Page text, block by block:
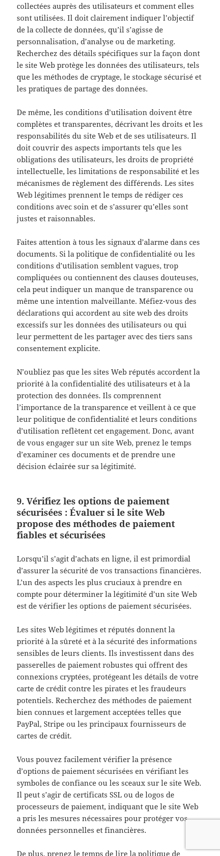
collectées auprès des utilisateurs et comment elles
sont utilisées. Il doit clairement indiquer l’objectif
de la collecte de données, qu’il s’agisse de
personnalisation, d’analyse ou de marketing.
Recherchez des détails spécifiques sur la façon dont
le site Web protège les données des utilisateurs, tels
que les méthodes de cryptage, le stockage sécurisé et
les pratiques de partage des données.
De même, les conditions d’utilisation doivent être
complètes et transparentes, décrivant les droits et les
responsabilités du site Web et de ses utilisateurs. Il
doit couvrir des aspects importants tels que les
obligations des utilisateurs, les droits de propriété
intellectuelle, les limitations de responsabilité et les
mécanismes de règlement des différends. Les sites
Web légitimes prennent le temps de rédiger ces
conditions avec soin et de s’assurer qu’elles sont
justes et raisonnables.
Faites attention à tous les signaux d’alarme dans ces
documents. Si la politique de confidentialité ou les
conditions d’utilisation semblent vagues, trop
compliquées ou contiennent des clauses douteuses,
cela peut indiquer un manque de transparence ou
même une intention malveillante. Méfiez-vous des
déclarations qui accordent au site web des droits
excessifs sur les données des utilisateurs ou qui
leur permettent de les partager avec des tiers sans
consentement explicite.
N’oubliez pas que les sites Web réputés accordent la
priorité à la confidentialité des utilisateurs et à la
protection des données. Ils comprennent
l’importance de la transparence et veillent à ce que
leur politique de confidentialité et leurs conditions
d’utilisation reflètent cet engagement. Donc, avant
de vous engager sur un site Web, prenez le temps
d’examiner ces documents et de prendre une
décision éclairée sur sa légitimité.
9. Vérifiez les options de paiement
sécurisées : Évaluer si le site Web
propose des méthodes de paiement
fiables et sécurisées
Lorsqu’il s’agit d’achats en ligne, il est primordial
d’assurer la sécurité de vos transactions financières.
L’un des aspects les plus cruciaux à prendre en
compte pour déterminer la légitimité d’un site Web
est de vérifier les options de paiement sécurisées.
Les sites Web légitimes et réputés donnent la
priorité à la sûreté et à la sécurité des informations
sensibles de leurs clients. Ils investissent dans des
passerelles de paiement robustes qui offrent des
connexions cryptées, protégeant les détails de votre
carte de crédit contre les pirates et les fraudeurs
potentiels. Recherchez des méthodes de paiement
bien connues et largement acceptées telles que
PayPal, Stripe ou les principaux fournisseurs de
cartes de crédit.
Vous pouvez facilement vérifier la présence
d’options de paiement sécurisées en vérifiant les
symboles de confiance ou les sceaux sur le site Web.
Il peut s’agir de certificats SSL ou de logos de
processeurs de paiement, indiquant que le site Web
a pris les mesures nécessaires pour protéger vos
données personnelles et financières.
De plus, prenez le temps de lire la politique de